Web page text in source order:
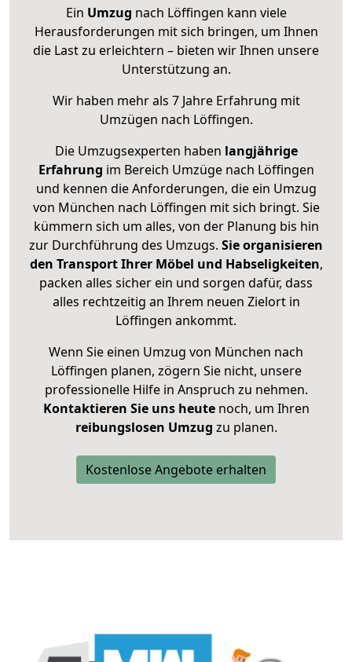
Ein Umzug nach Löffingen kann viele
Herausforderungen mit sich bringen, um Ihnen
die Last zu erleichtern – bieten wir Ihnen unsere
Unterstützung an.
Wir haben mehr als 7 Jahre Erfahrung mit
Umzügen nach Löffingen.
Die Umzugsexperten haben langjährige
Erfahrung im Bereich Umzüge nach Löffingen
und kennen die Anforderungen, die ein Umzug
von München nach Löffingen mit sich bringt. Sie
kümmern sich um alles, von der Planung bis hin
zur Durchführung des Umzugs. Sie organisieren
den Transport Ihrer Möbel und Habseligkeiten,
packen alles sicher ein und sorgen dafür, dass
alles rechtzeitig an Ihrem neuen Zielort in
Löffingen ankommt.
Wenn Sie einen Umzug von München nach
Löffingen planen, zögern Sie nicht, unsere
professionelle Hilfe in Anspruch zu nehmen.
Kontaktieren Sie uns heutenoch, um Ihren
reibungslosen Umzug zu planen.
Kostenlose Angebote erhalten